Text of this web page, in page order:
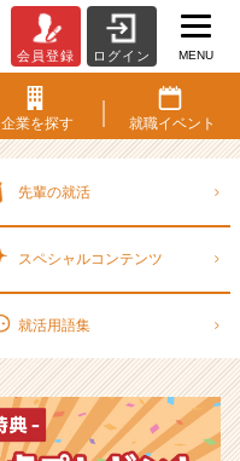
会員登録 ログイン MENU
企業を探す 就職イベント
先輩の就活
スペシャルコンテンツ
就活用語集